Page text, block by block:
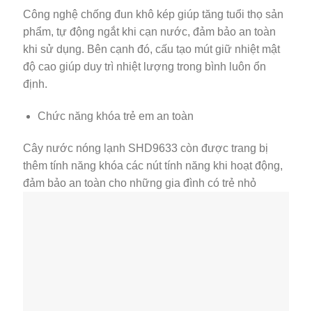
Công nghệ chống đun khô kép giúp tăng tuổi thọ sản
phẩm, tự động ngắt khi cạn nước, đảm bảo an toàn
khi sử dụng. Bên cạnh đó, cấu tạo mút giữ nhiệt mật
độ cao giúp duy trì nhiệt lượng trong bình luôn ổn
định.
Chức năng khóa trẻ em an toàn
Cây nước nóng lạnh SHD9633 còn được trang bị
thêm tính năng khóa các nút tính năng khi hoạt động,
đảm bảo an toàn cho những gia đình có trẻ nhỏ